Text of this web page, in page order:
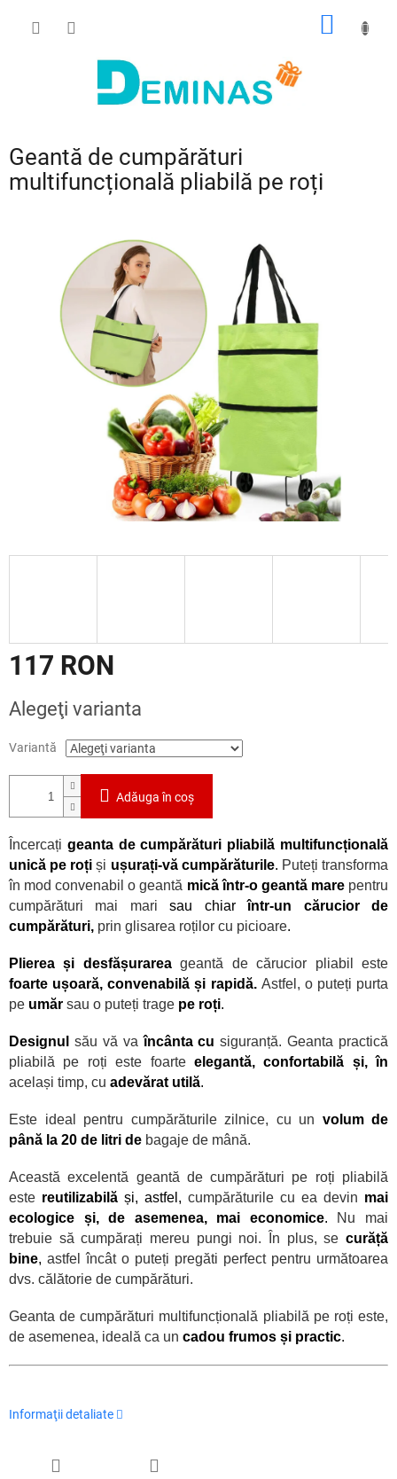
COŞ
Geantă de cumpărături
multifuncțională pliabilă pe roți
117 RON
preţ:
Alegeţi varianta
Variantă
Adăuga în coş
Încercați geanta de cumpărături pliabilă multifuncțională
unică pe roțiși ușurați-vă cumpărăturile. Puteți transforma
în mod convenabil o geantă mică într-o geantă mare pentru
cumpărături mai marisau chiarîntr-un cărucior de
cumpărături, prin glisarea roților cu picioare.
Plierea și desfășurareageantă de cărucior pliabil este
foarte ușoară, convenabilă și rapidă. Astfel, o puteți purta
pe umăr sau o puteți trage pe roți.
Designul său vă vaîncânta cusiguranță. Geanta practică
pliabilă pe roți este foarte elegantă, confortabilă și, în
același timp, cu adevărat utilă.
Este ideal pentru cumpărăturile zilnice, cu un volum de
până la 20 de litri de bagaje de mână.
Această excelentă geantă de cumpărături pe roți pliabilă
este reutilizabilă și, astfel, cumpărăturile cu ea devin mai
ecologice și, de asemenea, mai economice. Nu mai
trebuie să cumpărați mereu pungi noi.
În plus, se curăță
bine, astfel încât o puteți pregăti perfect pentru următoarea
dvs. călătorie de cumpărături.
Geanta de cumpărături multifuncțională pliabilă pe roți este,
de asemenea, ideală ca un cadou frumos și practic.
Informaţii detaliate